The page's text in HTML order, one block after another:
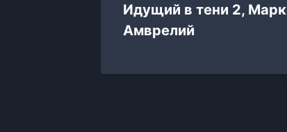
Идущий в тени 2, Марк
Амврелий